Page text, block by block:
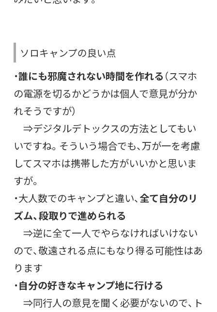
ソロキャンプの良い点
・誰にも邪魔されない時間を作れる （スマホ
の電源を切るかどうかは個人で意見が分か
れそうですが）
⇒デジタルデトックスの方法としてもい
いですね。そういう場合でも、万が一を考慮
してスマホは携帯した方がいいかと思いま
すが。
・大人数でのキャンプと違い、 全て自分のリ
ズム、段取りで進められる
⇒逆に全て一人でやらなければいけない
ので、敬遠される点にもなり得る可能性はあ
ります
・自分の好きなキャンプ地に行ける
⇒同行人の意見を聞く必要がないので、ト